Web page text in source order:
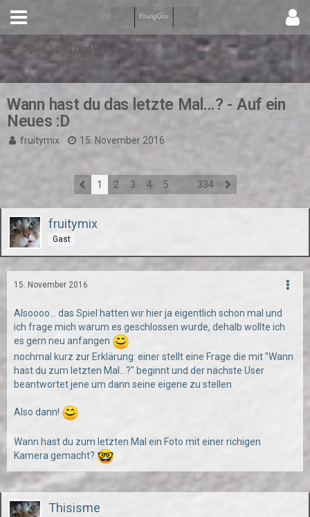
Spiel, Spaß und Unfug
Wann hast du das letzte Mal...? - Auf ein
Neues :D
fruitymix 15. November 2016
1 2 3 4 5 334
fruitymix
Gast
15. November 2016
Alsoooo... das Spiel hatten wir hier ja eigentlich schon mal und
ich frage mich warum es geschlossen wurde, dehalb wollte ich
es gern neu anfangen
nochmal kurz zur Erklärung: einer stellt eine Frage die mit "Wann
hast du zum letzten Mal...?" beginnt und der nächste User
beantwortet jene um dann seine eigene zu stellen
Also dann!
Wann hast du zum letzten Mal ein Foto mit einer richigen
Kamera gemacht?
Thisisme